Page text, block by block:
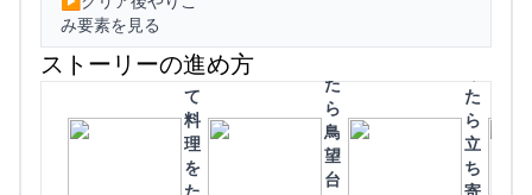
み要素を見る
ストーリーの進め方
集
め
て
料
理
を
た
ら
鳥
望
台
つ
た
ら
立
ち